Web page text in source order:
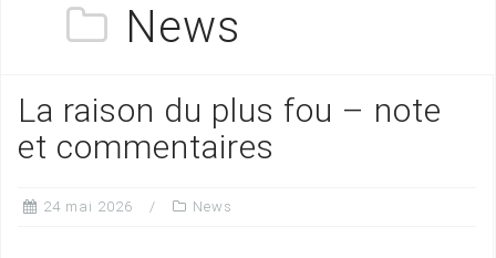
News
La raison du plus fou – note
et commentaires
24 mai 2026 News